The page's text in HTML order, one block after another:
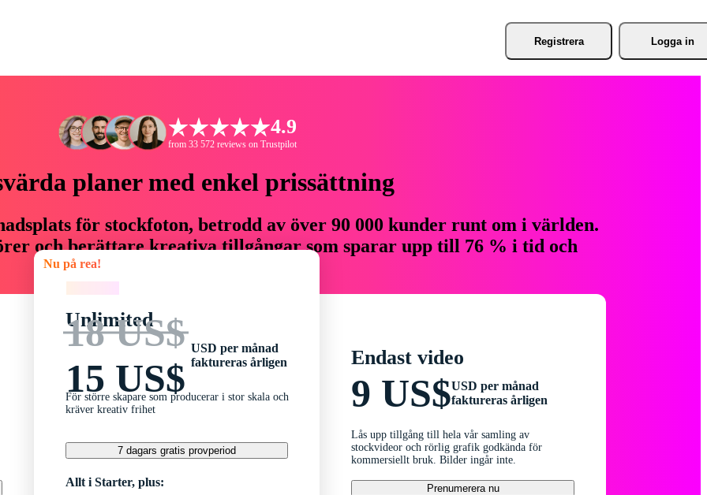
Registrera Logga in
4.9
from 33 572 reviews on Trustpilot
planer med enkel prissättning
för stockfoton, betrodd av över 90 000 kunder runt om i världen.
och berättare kreativa tillgångar som sparar upp till 76 % i tid och
Nu på rea!
Unlimited
18 US$
15 US$
USD per månad
faktureras årligen
För större skapare som producerar i stor skala och
kräver kreativ frihet
7 dagars gratis provperiod
Allt i Starter, plus:
Endast video
9 US$USD per månad
faktureras årligen
Lås upp tillgång till hela vår samling av
stockvideor och rörlig grafik godkända för
kommersiellt bruk. Bilder ingår inte.
Prenumerera nu